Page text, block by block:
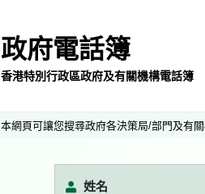
政府電話簿
香港特別行政區政府及有關機構電話簿
本網頁可讓您搜尋政府各決策局/部門及有
姓名